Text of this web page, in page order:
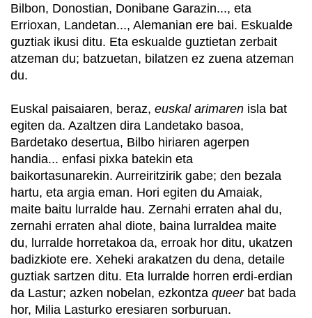
Bilbon, Donostian, Donibane Garazin..., eta
Errioxan, Landetan..., Alemanian ere bai. Eskualde
guztiak ikusi ditu. Eta eskualde guztietan zerbait
atzeman du; batzuetan, bilatzen ez zuena atzeman
du.
Euskal paisaiaren, beraz, euskal arimaren isla bat
egiten da. Azaltzen dira Landetako basoa,
Bardetako desertua, Bilbo hiriaren agerpen
handia... enfasi pixka batekin eta
baikortasunarekin. Aurreiritzirik gabe; den bezala
hartu, eta argia eman. Hori egiten du Amaiak,
maite baitu lurralde hau. Zernahi erraten ahal du,
zernahi erraten ahal diote, baina lurraldea maite
du, lurralde horretakoa da, erroak hor ditu, ukatzen
badizkiote ere. Xeheki arakatzen du dena, detaile
guztiak sartzen ditu. Eta lurralde horren erdi-erdian
da Lastur; azken nobelan, ezkontza queerbat bada
hor, Milia Lasturko eresiaren sorburuan.